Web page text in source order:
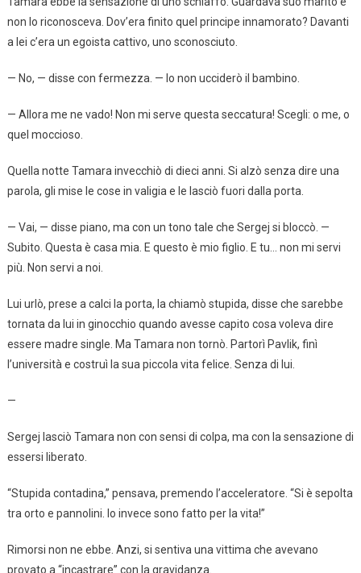
non lo riconosceva. Dov’era finito quel principe innamorato? Davanti
a lei c’era un egoista cattivo, uno sconosciuto.
— No, — disse con fermezza. — Io non ucciderò il bambino.
— Allora me ne vado! Non mi serve questa seccatura! Scegli: o me, o
quel moccioso.
Quella notte Tamara invecchiò di dieci anni. Si alzò senza dire una
parola, gli mise le cose in valigia e le lasciò fuori dalla porta.
— Vai, — disse piano, ma con un tono tale che Sergej si bloccò. —
Subito. Questa è casa mia. E questo è mio figlio. E tu… non mi servi
più. Non servi a noi.
Lui urlò, prese a calci la porta, la chiamò stupida, disse che sarebbe
tornata da lui in ginocchio quando avesse capito cosa voleva dire
essere madre single. Ma Tamara non tornò. Partorì Pavlik, finì
l’università e costruì la sua piccola vita felice. Senza di lui.
—
Sergej lasciò Tamara non con sensi di colpa, ma con la sensazione di
essersi liberato.
“Stupida contadina,” pensava, premendo l’acceleratore. “Si è sepolta
tra orto e pannolini. Io invece sono fatto per la vita!”
Rimorsi non ne ebbe. Anzi, si sentiva una vittima che avevano
provato a “incastrare” con la gravidanza.